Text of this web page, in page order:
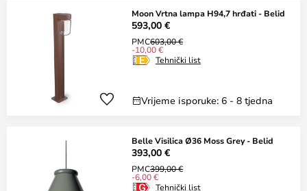
Moon Vrtna lampa H94,7 hrđati - Belid
593,00 €
PMC603,00 €
-10,00 €
Tehnički list
Vrijeme isporuke: 6 - 8 tjedna
Belle Visilica Ø36 Moss Grey - Belid
393,00 €
PMC399,00 €
-6,00 €
Tehnički list